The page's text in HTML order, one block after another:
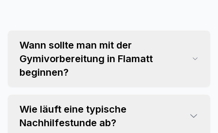
Wann sollte man mit der
Gymivorbereitung in Flamatt
beginnen?
Wie läuft eine typische
Nachhilfestunde ab?